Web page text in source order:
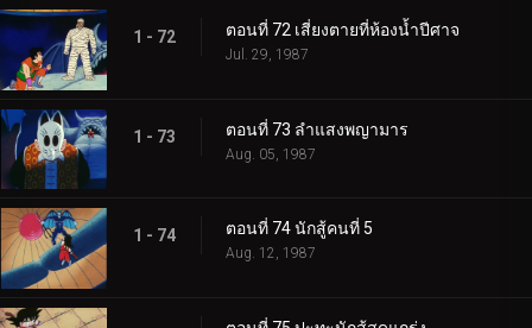
1 - 72 ตอนที่ 72 เสี่ยงตายที่ห้องน้ำปีศาจ
Jul. 29, 1987
1 - 73 ตอนที่ 73 ลำแสงพญามาร
Aug. 05, 1987
1 - 74 ตอนที่ 74 นักสู้คนที่ 5
Aug. 12, 1987